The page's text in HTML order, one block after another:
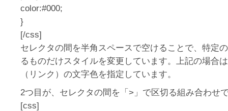
color:#000;
}
[/css]
セレクタの間を半角スペースで空けることで、特定
るものだけスタイルを変更しています。上記の場合
（リンク）の文字色を指定しています。
2つ目が、セレクタの間を「>」で区切る組み合わせ
[css]